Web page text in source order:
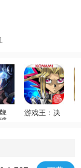
游戏王：决斗链